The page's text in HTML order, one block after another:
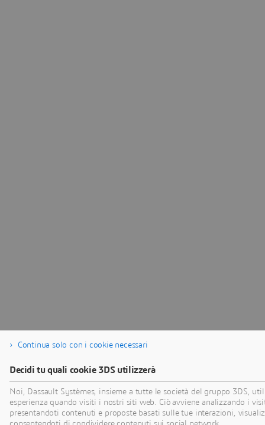
Continua solo con i cookie necessari
Decidi tu quali cookie 3DS utilizzerà
Noi, Dassault Systèmes, insieme a tutte le società del gruppo 3DS,
esperienza quando visiti i nostri siti web. Ciò avviene analizzando i
presentandoti contenuti e proposte basati sulle tue interazioni,